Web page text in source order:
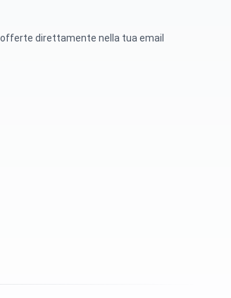
offerte direttamente nella tua email